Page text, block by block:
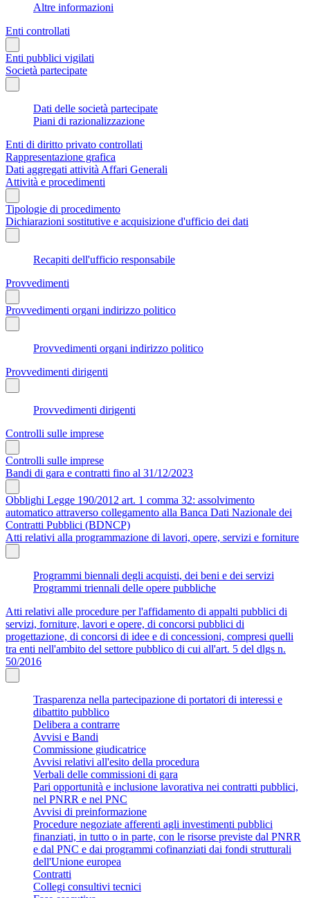
Altre informazioni
Enti controllati
Enti pubblici vigilati
Società partecipate
Dati delle società partecipate
Piani di razionalizzazione
Enti di diritto privato controllati
Rappresentazione grafica
Dati aggregati attività Affari Generali
Attività e procedimenti
Tipologie di procedimento
Dichiarazioni sostitutive e acquisizione d'ufficio dei dati
Recapiti dell'ufficio responsabile
Provvedimenti
Provvedimenti organi indirizzo politico
Provvedimenti organi indirizzo politico
Provvedimenti dirigenti
Provvedimenti dirigenti
Controlli sulle imprese
Controlli sulle imprese
Bandi di gara e contratti fino al 31/12/2023
Obblighi Legge 190/2012 art. 1 comma 32: assolvimento
automatico attraverso collegamento alla Banca Dati Nazionale dei
Contratti Pubblici (BDNCP)
Atti relativi alla programmazione di lavori, opere, servizi e forniture
Programmi biennali degli acquisti, dei beni e dei servizi
Programmi triennali delle opere pubbliche
Atti relativi alle procedure per l'affidamento di appalti pubblici di
servizi, forniture, lavori e opere, di concorsi pubblici di
progettazione, di concorsi di idee e di concessioni, compresi quelli
tra enti nell'ambito del settore pubblico di cui all'art. 5 del dlgs n.
50/2016
Trasparenza nella partecipazione di portatori di interessi e
dibattito pubblico
Delibera a contrarre
Avvisi e Bandi
Commissione giudicatrice
Avvisi relativi all'esito della procedura
Verbali delle commissioni di gara
Pari opportunità e inclusione lavorativa nei contratti pubblici,
nel PNRR e nel PNC
Avvisi di preinformazione
Procedure negoziate afferenti agli investimenti pubblici
finanziati, in tutto o in parte, con le risorse previste dal PNRR
e dal PNC e dai programmi cofinanziati dai fondi strutturali
dell'Unione europea
Contratti
Collegi consultivi tecnici